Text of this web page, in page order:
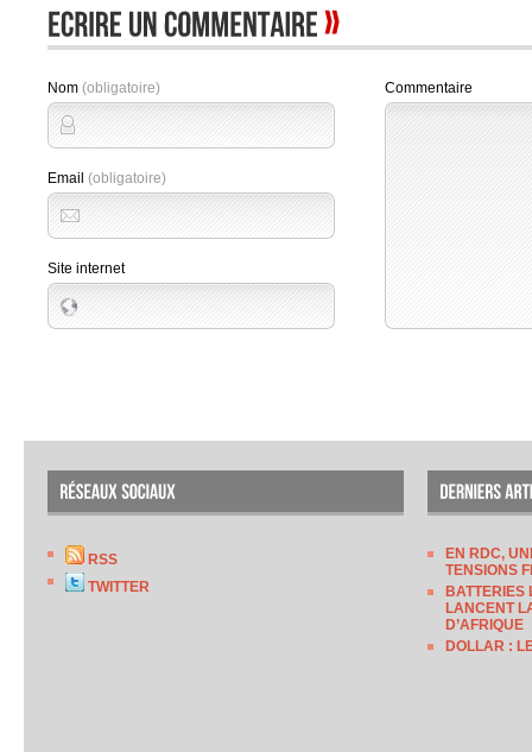
Nom (obligatoire)
Email (obligatoire)
Site internet
Commentaire
RSS
TWITTER
EN RDC,
TENSIONS
BATTERIES
LANCENT
D’AFRIQUE
DOLLAR :